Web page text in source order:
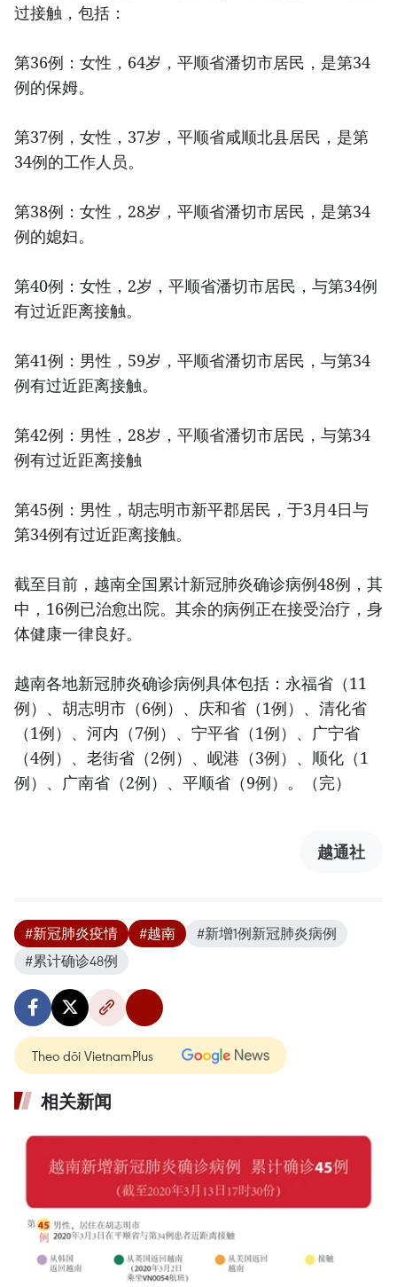
过接触，包括：
第36例：女性，64岁，平顺省潘切市居民，是第34
例的保姆。
第37例，女性，37岁，平顺省咸顺北县居民，是第
34例的工作人员。
第38例：女性，28岁，平顺省潘切市居民，是第34
例的媳妇。
第40例：女性，2岁，平顺省潘切市居民，与第34例
有过近距离接触。
第41例：男性，59岁，平顺省潘切市居民，与第34
例有过近距离接触。
第42例：男性，28岁，平顺省潘切市居民，与第34
例有过近距离接触
第45例：男性，胡志明市新平郡居民，于3月4日与
第34例有过近距离接触。
截至目前，越南全国累计新冠肺炎确诊病例48例，其
中，16例已治愈出院。其余的病例正在接受治疗，身
体健康一律良好。
越南各地新冠肺炎确诊病例具体包括：永福省（11
例）、胡志明市（6例）、庆和省（1例）、清化省
（1例）、河内（7例）、宁平省（1例）、广宁省
（4例）、老街省（2例）、岘港（3例）、顺化（1
例）、广南省（2例）、平顺省（9例）。（完）
越通社
#新冠肺炎疫情 #越南
#新增1例新冠肺炎病例
#累计确诊48例
Theo dõi VietnamPlus
相关新闻